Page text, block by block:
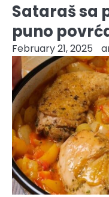
Sataraš sa
puno
February 21, 2025